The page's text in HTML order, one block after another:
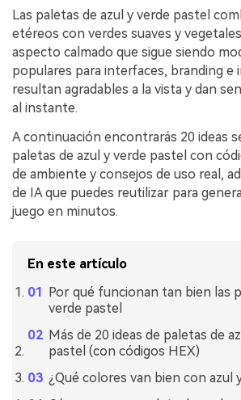
Las paletas de azul y verde pastel
etéreos con verdes suaves y
aspecto calmado que sigue siendo
populares para interfaces, branding e
resultan agradables a la vista y dan
al instante.
A continuación encontrarás 20 ideas
paletas de azul y verde pastel con
de ambiente y consejos de uso real,
de IA que puedes reutilizar para
juego en minutos.
En este artículo
Por qué funcionan tan bien las
verde pastel
Más de 20 ideas de paletas de
pastel (con códigos HEX)
¿Qué colores van bien con azul